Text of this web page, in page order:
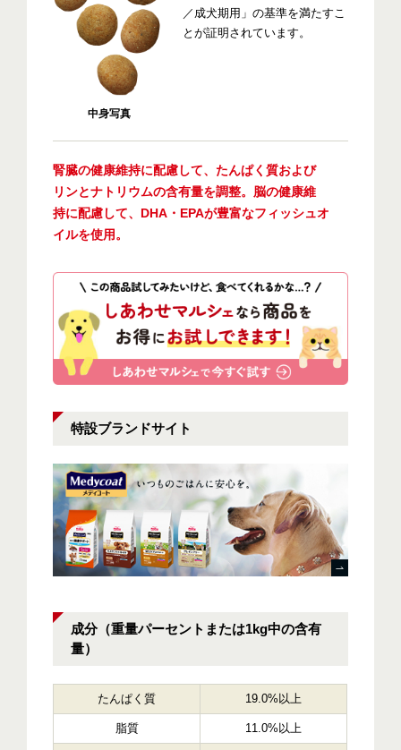
中身写真
／成犬期用」の基準を満たすこ
とが証明されています。
腎臓の健康維持に配慮して、たんぱく質および
リンとナトリウムの含有量を調整。脳の健康維
持に配慮して、DHA・EPAが豊富なフィッシュオ
イルを使用。
特設ブランドサイト
成分（重量パーセントまたは1kg中の含有
量）
たんぱく質 19.0%以上
脂質 11.0%以上